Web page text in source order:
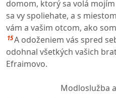
domom, ktorý sa volá
sa vy spoliehate, a s
vám a vašim otcom, ako
15A odoženiem vás spred
odohnal všetkých vašich
Efraimovo.
Modloslužba